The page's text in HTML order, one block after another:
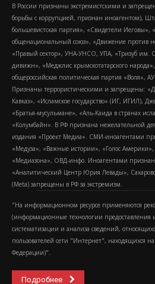
В России признаны экстремистскими и
борьбы с коррупцией, признан иноагентом),
большевистская партия», «Свидетели Иеговы»,
общенациональный союз», «Движение против
«Правый сектор», УНА-УНСО, УПА, «Тризуб им.
дивижн», «Меджлис крымскотатарского
общероссийская политическая партия «Воля»,
Признаны террористическими и запрещены:
Кавказ», «Исламское государство» (ИГ, ИГИЛ),
«Братья-мусульмане», «Аль-Каида в странах
«Колумбайн». В РФ признана нежелательной
издания «Проект Медиа». СМИ-иноагентами
«Медуза», «Важные истории», «Голос
«Медиазона», ОВД-инфо. Иноагентами
«Аналитический Центр Юрия Левады»,
(Metа) запрещены в РФ за экстремизм.
"На информационном ресурсе применяются
(информационные технологии предоставления
систематизации и анализа сведений,
пользователей сети "Интернет", находящихся
Федерации)".
Подробнее